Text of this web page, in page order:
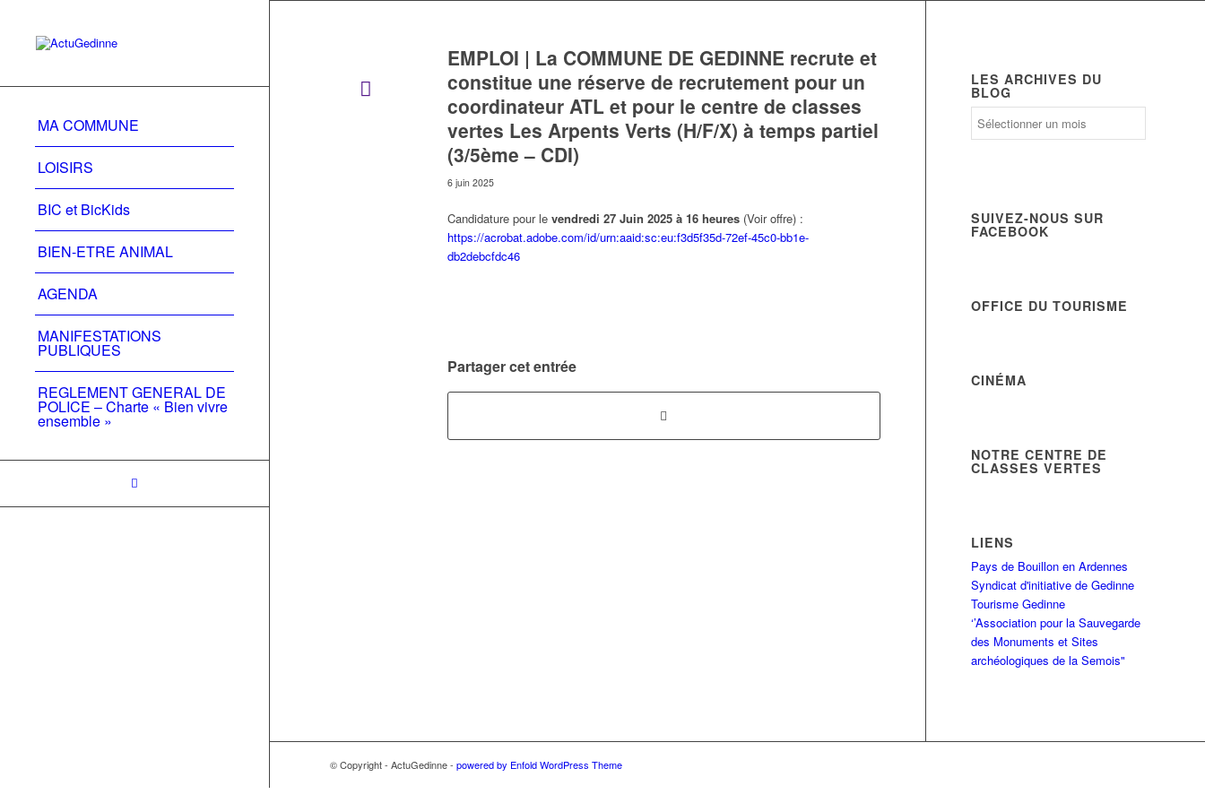
MA COMMUNE
LOISIRS
BIC et BicKids
BIEN-ETRE ANIMAL
AGENDA
MANIFESTATIONS
PUBLIQUES
REGLEMENT GENERAL DE
POLICE – Charte « Bien vivre
ensemble »
EMPLOI | La COMMUNE DE GEDINNE recrute et
constitue une réserve de recrutement pour un
coordinateur ATL et pour le centre de classes
vertes Les Arpents Verts (H/F/X) à temps partiel
(3/5ème – CDI)
6 juin 2025
Candidature pour le vendredi 27 Juin 2025 à 16 heures(Voir offre) :
https://acrobat.adobe.com/id/urn:aaid:sc:eu:f3d5f35d-72ef-45c0-bb1e-
db2debcfdc46
Partager cet entrée
LES ARCHIVES DU
BLOG
SUIVEZ-NOUS SUR
FACEBOOK
OFFICE DU TOURISME
CINÉMA
NOTRE CENTRE DE
CLASSES VERTES
LIENS
Pays de Bouillon en Ardennes
Syndicat d'initiative de Gedinne
Tourisme Gedinne
‘’Association pour la Sauvegarde
des Monuments et Sites
archéologiques de la Semois"
© Copyright - ActuGedinne - powered by Enfold WordPress Theme